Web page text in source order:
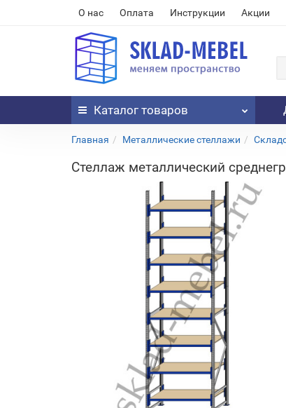
О нас Оплата Инструкции Акции
Каталог товаров
Главная Металлические стеллажи
Стеллаж металлический